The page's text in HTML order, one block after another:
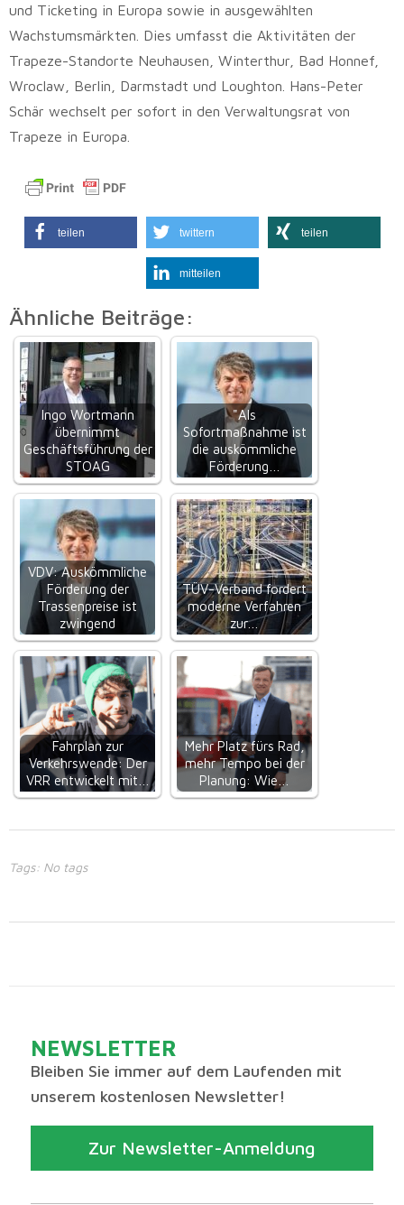
und Ticketing in Europa sowie in ausgewählten
Wachstumsmärkten. Dies umfasst die Aktivitäten der
Trapeze-Standorte Neuhausen, Winterthur, Bad Honnef,
Wroclaw, Berlin, Darmstadt und Loughton. Hans-Peter
Schär wechselt per sofort in den Verwaltungsrat von
Trapeze in Europa.
teilen twittern teilen
mitteilen
Ähnliche Beiträge:
Ingo Wortmann
übernimmt
Geschäftsführung der
STOAG
"Als
Sofortmaßnahme ist
die auskömmliche
Förderung…
VDV: Auskömmliche
Förderung der
Trassenpreise ist
zwingend
TÜV-Verband fordert
moderne Verfahren
zur…
Fahrplan zur
Verkehrswende: Der
VRR entwickelt mit…
Mehr Platz fürs Rad,
mehr Tempo bei der
Planung: Wie…
Tags: No tags
NEWSLETTER
Bleiben Sie immer auf dem Laufenden mit
unserem kostenlosen Newsletter!
Zur Newsletter-Anmeldung